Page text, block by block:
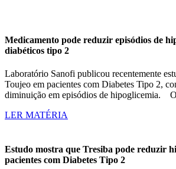
Medicamento pode reduzir episódios de
diabéticos tipo 2
Laboratório Sanofi publicou recentemente
Toujeo em pacientes com Diabetes Tipo 2,
diminuição em episódios de hipoglicemia.
LER MATÉRIA
Estudo mostra que Tresiba pode reduzir
pacientes com Diabetes Tipo 2